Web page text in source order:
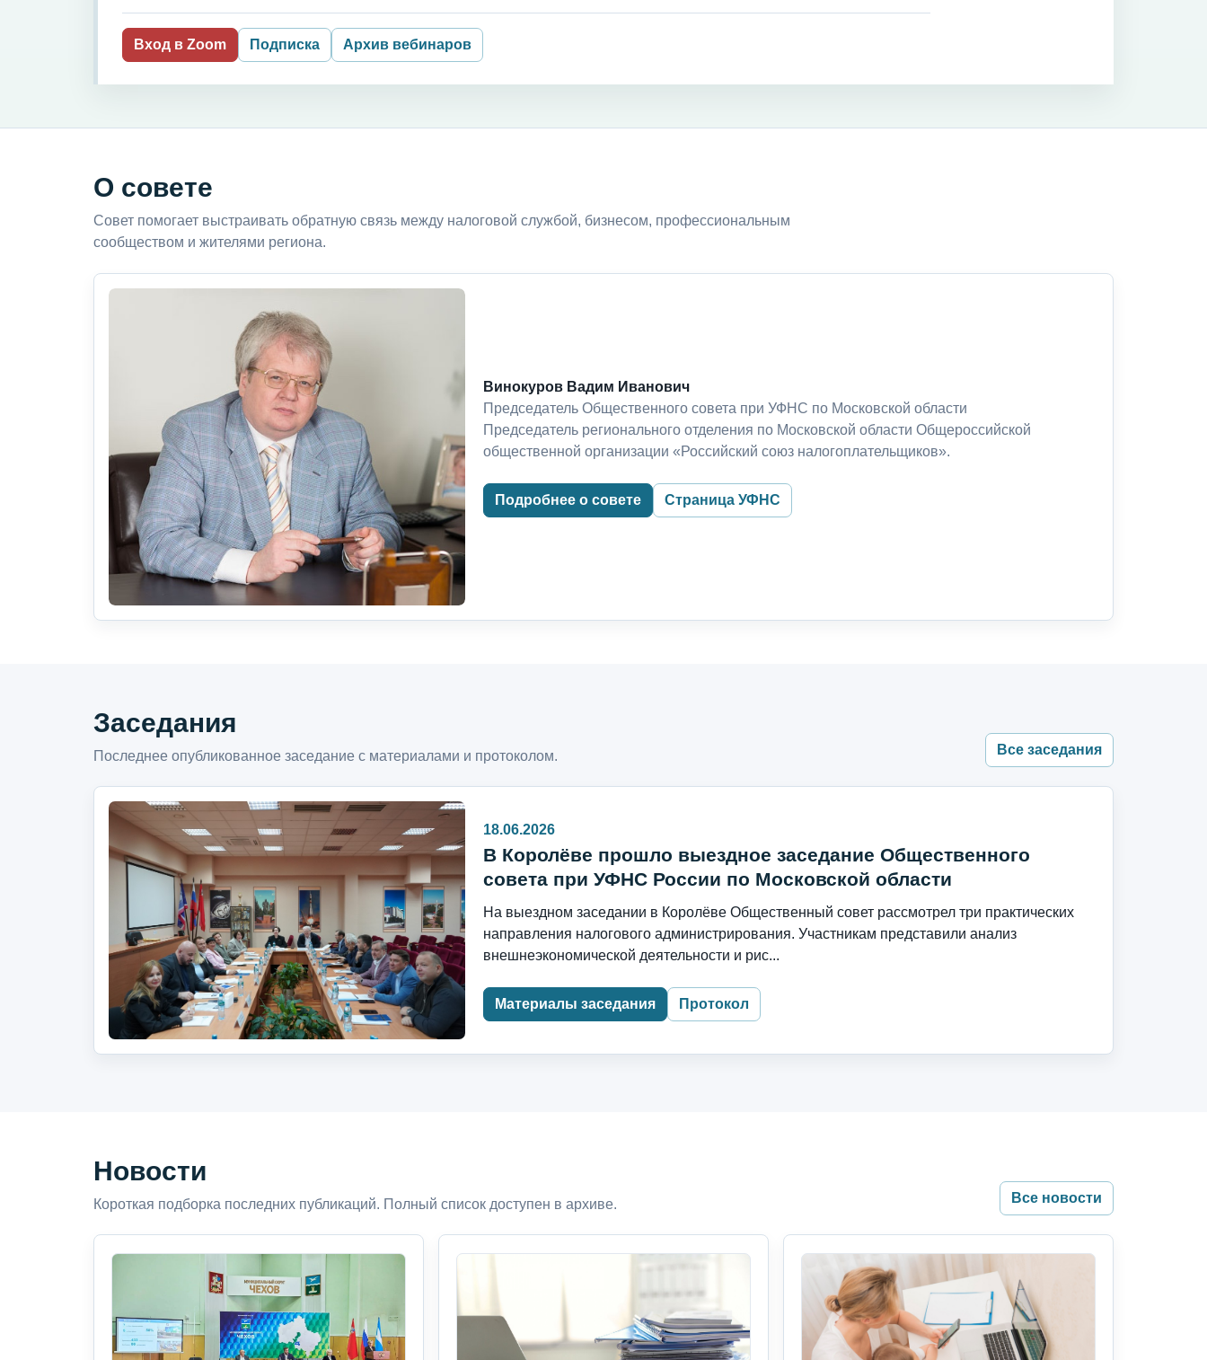
Вход в Zoom Подписка Архив вебинаров
О совете
Совет помогает выстраивать обратную связь между налоговой службой, бизнесом, профессиональным
сообществом и жителями региона.
Винокуров Вадим Иванович
Председатель Общественного совета при УФНС по Московской области
Председатель регионального отделения по Московской области Общероссийской
общественной организации «Российский союз налогоплательщиков».
Подробнее о совете Страница УФНС
Заседания
Последнее опубликованное заседание с материалами и протоколом. Все заседания
18.06.2026
В Королёве прошло выездное заседание Общественного
совета при УФНС России по Московской области
На выездном заседании в Королёве Общественный совет рассмотрел три практических
направления налогового администрирования. Участникам представили анализ
внешнеэкономической деятельности и рис...
Материалы заседания Протокол
Новости
Короткая подборка последних публикаций. Полный список доступен в архиве. Все новости